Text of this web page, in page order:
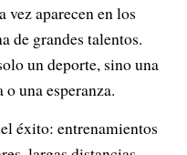
aparecen en los
de grandes talentos.
un deporte, sino una
una esperanza.
éxito: entrenamientos